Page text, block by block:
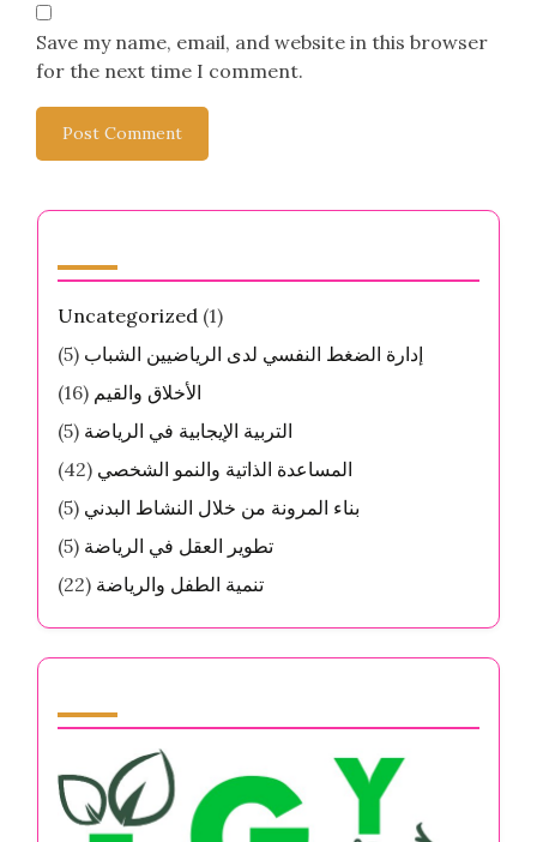
Save my name, email, and website in this browser
for the next time I comment.
Uncategorized (1)
إدارة الضغط النفسي لدى الرياضيين الشباب (5)
الأخلاق والقيم (16)
التربية الإيجابية في الرياضة (5)
المساعدة الذاتية والنمو الشخصي (42)
بناء المرونة من خلال النشاط البدني (5)
تطوير العقل في الرياضة (5)
تنمية الطفل والرياضة (22)